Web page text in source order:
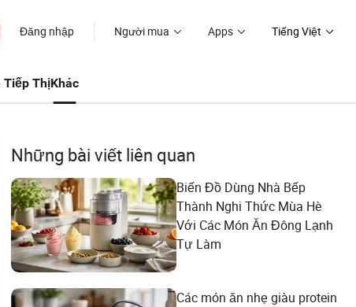
Đăng nhập Người mua Apps Tiếng Việt
Tiếp ThịKhác
Những bài viết liên quan
Biến Đồ Dùng Nhà Bếp
Thành Nghi Thức Mùa Hè
Với Các Món Ăn Đông Lạnh
Tự Làm
Các món ăn nhẹ giàu protein